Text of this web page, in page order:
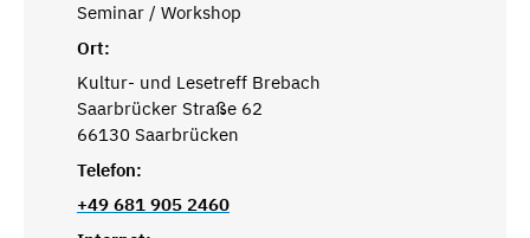
Seminar / Workshop
Ort:
Kultur- und Lesetreff Brebach
Saarbrücker Straße 62
66130 Saarbrücken
Telefon:
+49 681 905 2460